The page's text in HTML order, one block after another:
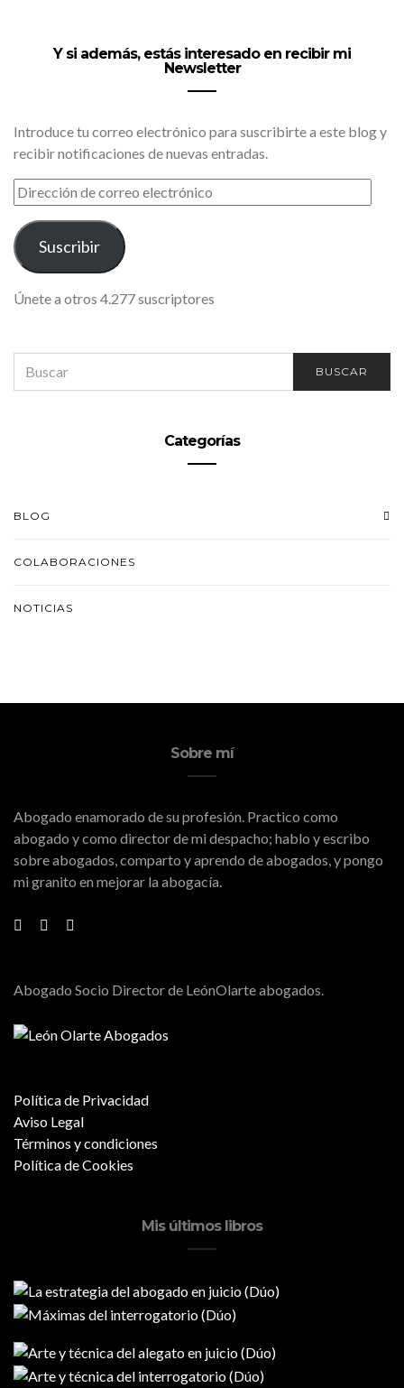
Y si además, estás interesado en recibir mi
Newsletter
Introduce tu correo electrónico para suscribirte a este blog y
recibir notificaciones de nuevas entradas.
DIRECCIÓN
DE
CORREO
ELECTRÓNICO
Suscribir
Únete a otros 4.277 suscriptores
FOR:
BUSCAR
Categorías
BLOG
COLABORACIONES
NOTICIAS
Sobre mí
Abogado enamorado de su profesión. Practico como
abogado y como director de mi despacho; hablo y escribo
sobre abogados, comparto y aprendo de abogados, y pongo
mi granito en mejorar la abogacía.
Abogado Socio Director de LeónOlarte abogados.
Política de Privacidad
Aviso Legal
Términos y condiciones
Política de Cookies
Mis últimos libros